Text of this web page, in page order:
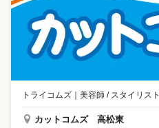
トライコムズ ｜ 美容師 / スタイリスト
カットコムズ 高松東